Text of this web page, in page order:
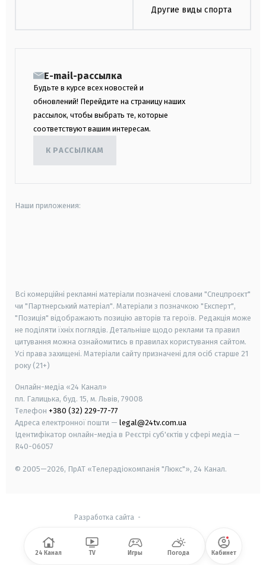
Другие виды спорта
E-mail-рассылка
Будьте в курсе всех новостей и
обновлений! Перейдите на страницу наших
рассылок, чтобы выбрать те, которые
соответствуют вашим интересам.
К РАССЫЛКАМ
Наши приложения:
Всі комерційні рекламні матеріали позначені словами "Спецпроєкт"
чи "Партнерський матеріал". Матеріали з позначкою "Експерт",
"Позиція" відображають позицію авторів та героїв. Редакція може
не поділяти їхніх поглядів. Детальніше щодо реклами та правил
цитування можна ознайомитись в правилах користування сайтом.
Усі права захищені. Матеріали сайту призначені для осіб старше 21
року (21+)
Онлайн-медіа «24 Канал»
пл. Галицька, буд. 15, м. Львів, 79008
Телефон +380 (32) 229-77-77
Адреса електронної пошти — legal@24tv.com.ua
Ідентифікатор онлайн-медіа в Реєстрі суб'єктів у сфері медіа —
R40-06057
© 2005—2026, ПрАТ «Телерадіокомпанія "Люкс"», 24 Канал.
Разработка сайта -
24 Канал TV Игры Погода Кабинет